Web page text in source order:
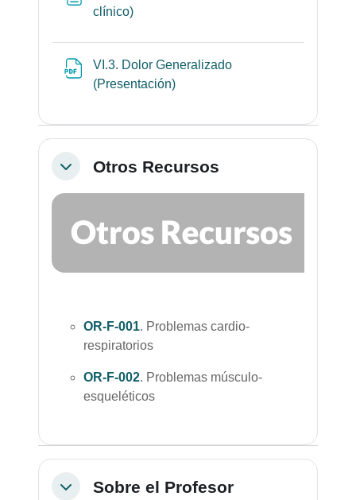
clínico)Página
VI.3. Dolor Generalizado
(Presentación)
ColapsarOtros Recursos
OR-F-001. Problemas cardio-
respiratorios
OR-F-002. Problemas músculo-
esqueléticos
ColapsarSobre el Profesor